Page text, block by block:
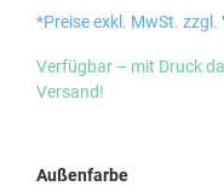
*Preise exkl. MwSt.
Verfügbar – mit Druck
Versand!
Außenfarbeauswählen